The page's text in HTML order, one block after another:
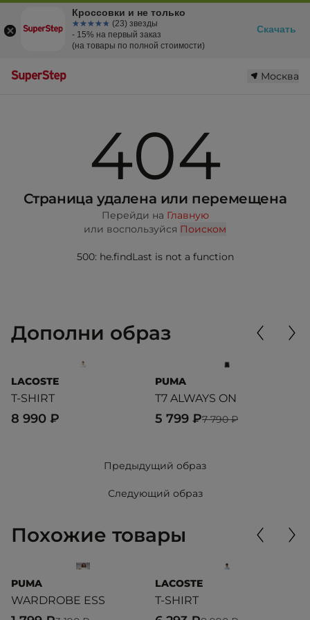
Москва
404
Страница удалена или перемещена
Перейди на Главную
или воспользуйся Поиском
500: he.findLast is not a function
Дополни образ
LACOSTE
T-SHIRT
8 990 ₽
PUMA
T7 ALWAYS ON
7 790 ₽
5 799 ₽
Предыдущий образ
Следующий образ
Похожие товары
PUMA
WARDROBE ESS
LACOSTE
T-SHIRT
Кроссовки и не только
☆☆☆☆☆
★★★★★ (23) звезды
- 15% на первый заказ
(на товары по полной стоимости)
Скачать